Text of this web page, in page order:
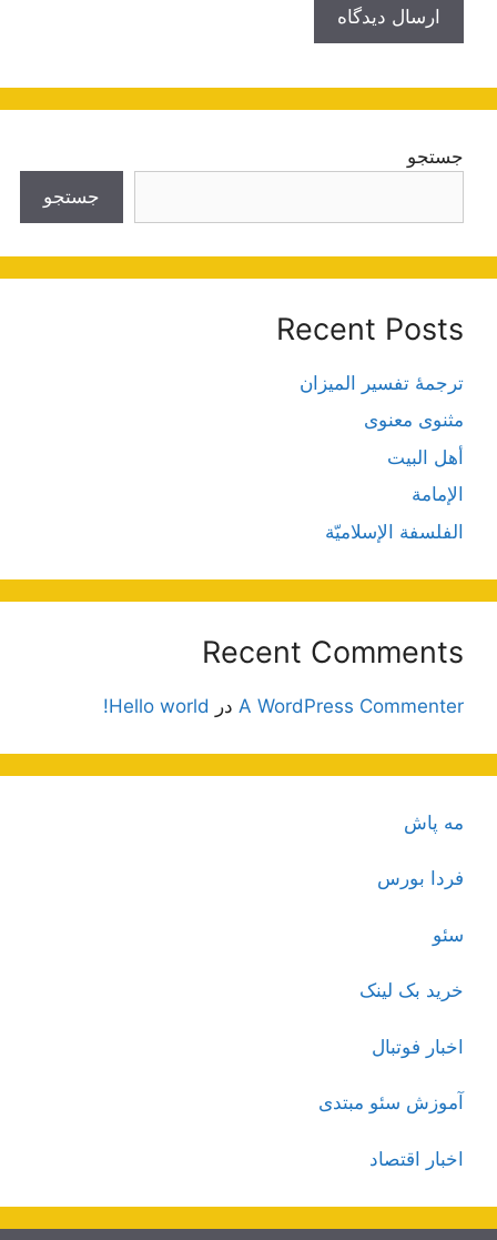
جستجو
جستجو
Recent Posts
ترجمۀ تفسیر المیزان
مثنوی معنوی
أهل البيت
الإمامة
الفلسفة الإسلاميّة
Recent Comments
A WordPress Commenter در Hello world!
مه پاش
فردا بورس
سئو
خرید بک لینک
اخبار فوتبال
آموزش سئو مبتدی
اخبار اقتصاد